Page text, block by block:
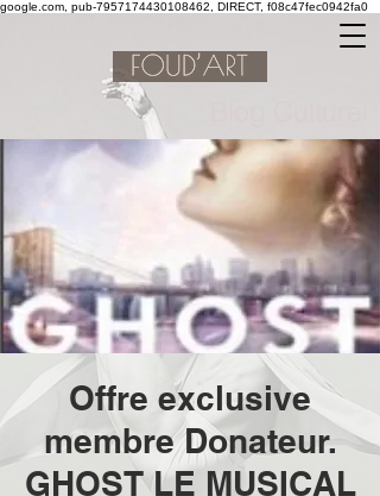
google.com, pub-7957174430108462, DIRECT, f08c47fec0942fa0
Offre exclusive
membre Donateur.
GHOST LE MUSICAL